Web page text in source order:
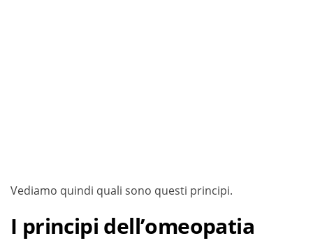
Vediamo quindi quali sono questi principi.
I principi dell’omeopatia